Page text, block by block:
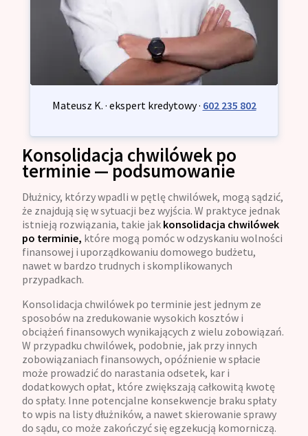
Mateusz K. · ekspert kredytowy · 602 235 802
Konsolidacja chwilówek po
terminie — podsumowanie
Dłużnicy, którzy wpadli w pętlę chwilówek, mogą sądzić,
że znajdują się w sytuacji bez wyjścia. W praktyce jednak
istnieją rozwiązania, takie jak konsolidacja chwilówek
po terminie, które mogą pomóc w odzyskaniu wolności
finansowej i uporządkowaniu domowego budżetu,
nawet w bardzo trudnych i skomplikowanych
przypadkach.
Konsolidacja chwilówek po terminie jest jednym ze
sposobów na zredukowanie wysokich kosztów i
obciążeń finansowych wynikających z wielu zobowiązań.
W przypadku chwilówek, podobnie, jak przy innych
zobowiązaniach finansowych, opóźnienie w spłacie
może prowadzić do narastania odsetek, kar i
dodatkowych opłat, które zwiększają całkowitą kwotę
do spłaty. Inne potencjalne konsekwencje braku spłaty
to wpis na listy dłużników, a nawet skierowanie sprawy
do sądu, co może zakończyć się egzekucją komorniczą.